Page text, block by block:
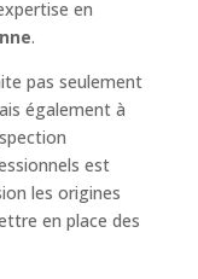
en
.
pas seulement
également à
est
les origines
en place des